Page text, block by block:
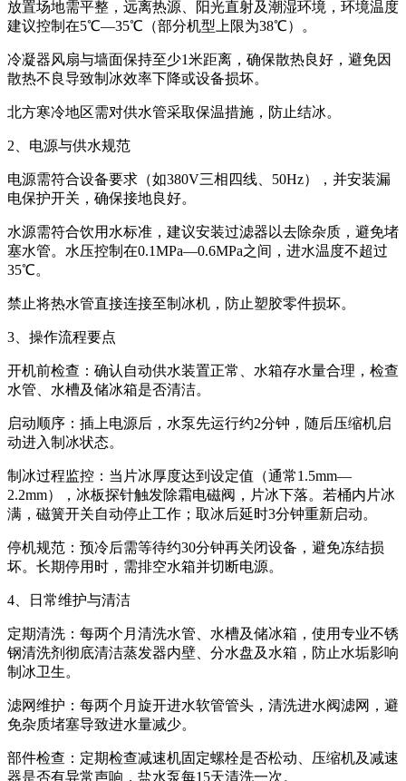
放置场地需平整，远离热源、阳光直射及潮湿环境，环境温度
建议控制在5℃—35℃（部分机型上限为38℃）。
冷凝器风扇与墙面保持至少1米距离，确保散热良好，避免因
散热不良导致制冰效率下降或设备损坏。
北方寒冷地区需对供水管采取保温措施，防止结冰。
2、电源与供水规范
电源需符合设备要求（如380V三相四线、50Hz），并安装漏
电保护开关，确保接地良好。
水源需符合饮用水标准，建议安装过滤器以去除杂质，避免堵
塞水管。水压控制在0.1MPa—0.6MPa之间，进水温度不超过
35℃。
禁止将热水管直接连接至制冰机，防止塑胶零件损坏。
3、操作流程要点
开机前检查：确认自动供水装置正常、水箱存水量合理，检查
水管、水槽及储冰箱是否清洁。
启动顺序：插上电源后，水泵先运行约2分钟，随后压缩机启
动进入制冰状态。
制冰过程监控：当片冰厚度达到设定值（通常1.5mm—
2.2mm），冰板探针触发除霜电磁阀，片冰下落。若桶内片冰
满，磁簧开关自动停止工作；取冰后延时3分钟重新启动。
停机规范：预冷后需等待约30分钟再关闭设备，避免冻结损
坏。长期停用时，需排空水箱并切断电源。
4、日常维护与清洁
定期清洗：每两个月清洗水管、水槽及储冰箱，使用专业不锈
钢清洗剂彻底清洁蒸发器内壁、分水盘及水箱，防止水垢影响
制冰卫生。
滤网维护：每两个月旋开进水软管管头，清洗进水阀滤网，避
免杂质堵塞导致进水量减少。
部件检查：定期检查减速机固定螺栓是否松动、压缩机及减速
器是否有异常声响，盐水泵每15天清洗一次。